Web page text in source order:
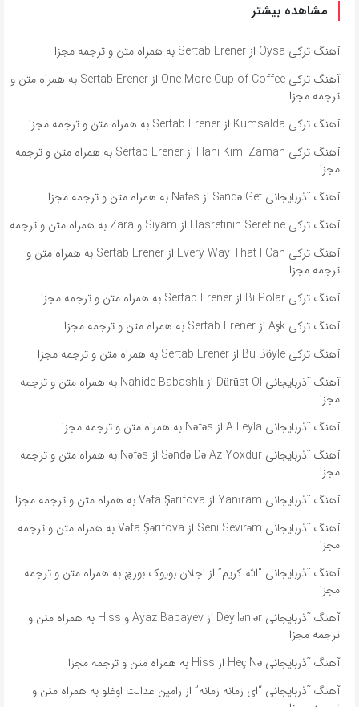
مشاهده بیشتر
آهنگ ترکی Oysa از Sertab Erener به همراه متن و ترجمه مجزا
آهنگ ترکی One More Cup of Coffee از Sertab Erener به همراه متن و
ترجمه مجزا
آهنگ ترکی Kumsalda از Sertab Erener به همراه متن و ترجمه مجزا
آهنگ ترکی Hani Kimi Zaman از Sertab Erener به همراه متن و ترجمه
مجزا
آهنگ آذربایجانی Səndə Get از Nəfəs به همراه متن و ترجمه مجزا
آهنگ ترکی Hasretinin Serefine از Siyam و Zara به همراه متن و ترجمه
آهنگ ترکی Every Way That I Can از Sertab Erener به همراه متن و
ترجمه مجزا
آهنگ ترکی Bi Polar از Sertab Erener به همراه متن و ترجمه مجزا
آهنگ ترکی Aşk از Sertab Erener به همراه متن و ترجمه مجزا
آهنگ ترکی Bu Böyle از Sertab Erener به همراه متن و ترجمه مجزا
آهنگ آذربایجانی Dürüst Ol از Nahide Babashlı به همراه متن و ترجمه
مجزا
آهنگ آذربایجانی A Leyla از Nəfəs به همراه متن و ترجمه مجزا
آهنگ آذربایجانی Səndə Də Az Yoxdur از Nəfəs به همراه متن و ترجمه
مجزا
آهنگ آذربایجانی Yanıram از Vəfa Şərifova به همراه متن و ترجمه مجزا
آهنگ آذربایجانی Seni Sevirəm از Vəfa Şərifova به همراه متن و ترجمه
مجزا
آهنگ آذربایجانی “الله کریم” از اجلان بویوک بورچ به همراه متن و ترجمه
مجزا
آهنگ آذربایجانی Deyilənlər از Ayaz Babayev و Hiss به همراه متن و
ترجمه مجزا
آهنگ آذربایجانی Heç Nə از Hiss به همراه متن و ترجمه مجزا
آهنگ آذربایجانی “ای زمانه زمانه” از رامین عدالت اوغلو به همراه متن و